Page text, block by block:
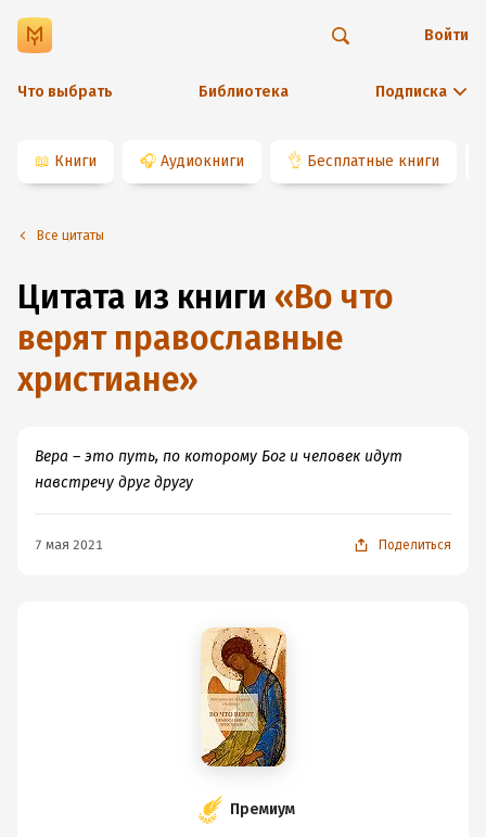
Что выбрать Библиотека Подписка
Войти
📖 Книги 🎧 Аудиокниги 👌 Бесплатные книги
Все цитаты
Цитата из книги «Во что
верят православные
христиане»
Вера – это путь, по которому Бог и человек идут
навстречу друг другу
7 мая 2021 Поделиться
Премиум